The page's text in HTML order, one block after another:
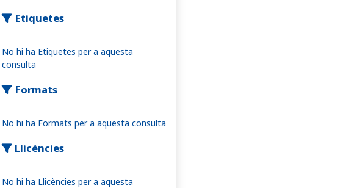
Etiquetes
No hi ha Etiquetes per a aquesta
consulta
Formats
No hi ha Formats per a aquesta consulta
Llicències
No hi ha Llicències per a aquesta